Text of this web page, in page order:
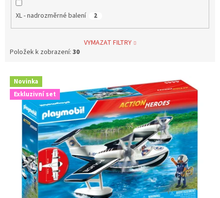
XL - nadrozměrné balení 2
VYMAZAT FILTRY
Položek k zobrazení: 30
V
p
Novinka
Exkluzivní set